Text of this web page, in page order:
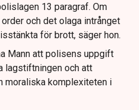
13 paragraf. Om
och det olaga intrånget
för brott, säger hon.
Mann att polisens uppgift
lagstiftningen och att
moraliska komplexiteten i